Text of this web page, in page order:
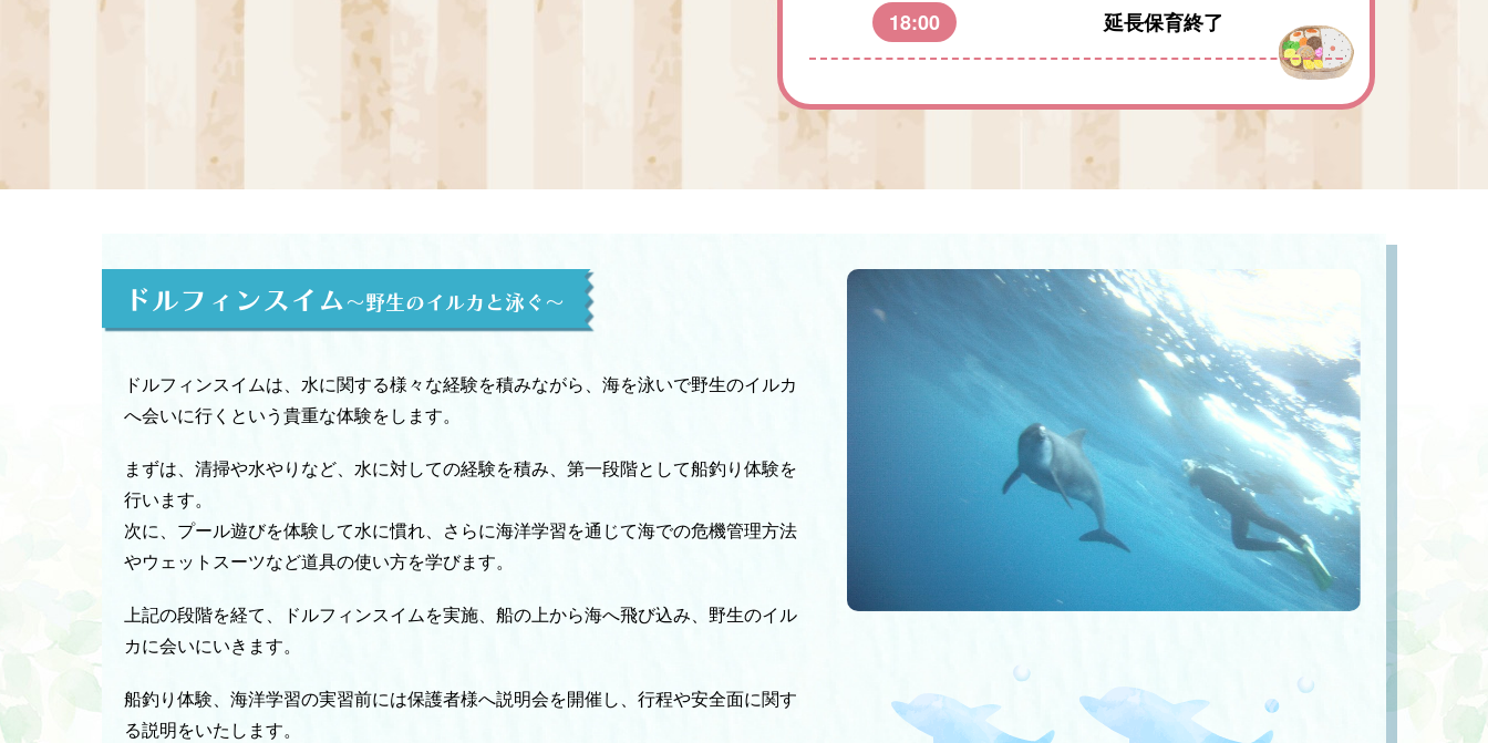
18:00 延長保育終了
ドルフィンスイム 〜野生のイルカと泳ぐ〜
ドルフィンスイムは、水に関する様々な経験を積みながら、海を泳いで野生のイルカ
へ会いに行くという貴重な体験をします。
まずは、清掃や水やりなど、水に対しての経験を積み、第一段階として船釣り体験を
行います。
次に、プール遊びを体験して水に慣れ、さらに海洋学習を通じて海での危機管理方法
やウェットスーツなど道具の使い方を学びます。
上記の段階を経て、ドルフィンスイムを実施、船の上から海へ飛び込み、野生のイル
カに会いにいきます。
船釣り体験、海洋学習の実習前には保護者様へ説明会を開催し、行程や安全面に関す
る説明をいたします。